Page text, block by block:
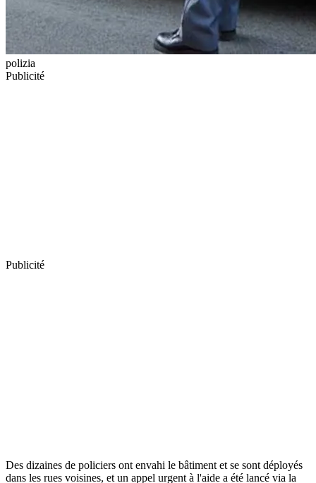
polizia
Publicité
Publicité
Des dizaines de policiers ont envahi le bâtiment et se sont déployés
dans les rues voisines, et un appel urgent à l'aide a été lancé via la